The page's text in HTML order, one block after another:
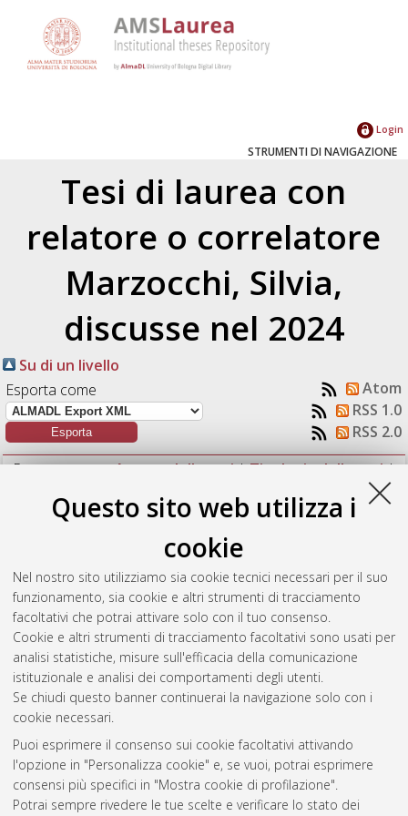
Questo sito web utilizza i
cookie
Nel nostro sito utilizziamo sia cookie tecnici necessari per il suo
funzionamento, sia cookie e altri strumenti di tracciamento
facoltativi che potrai attivare solo con il tuo consenso.
Cookie e altri strumenti di tracciamento facoltativi sono usati per
analisi statistiche, misure sull'efficacia della comunicazione
istituzionale e analisi dei comportamenti degli utenti.
Se chiudi questo banner continuerai la navigazione solo con i
cookie necessari.
Puoi esprimere il consenso sui cookie facoltativi attivando
l'opzione in "Personalizza cookie" e, se vuoi, potrai esprimere
consensi più specifici in "Mostra cookie di profilazione".
Potrai sempre rivedere le tue scelte e verificare lo stato dei
Login
STRUMENTI DI NAVIGAZIONE
Tesi di laurea con
relatore o correlatore
Marzocchi, Silvia,
discusse nel 2024
Su di un livello
Esporta come
Atom
RSS 1.0
RSS 2.0
Raggruppa per:Autore della tesi|Tipologia della tesi|
l'analisi di miscele da impiegare nella formulazione di prodotti
da forno.[Laurea magistrale], Università di Bologna, Corso di
Studio inScienze e tecnologie alimentari [LM-DM270] -
Cesena, Documento full-text non disponibile
Questa lista e' stata generata ilFri Aug 7 18:33:48 2026 CEST
Atom
Rss 1.0
Rss 2.0